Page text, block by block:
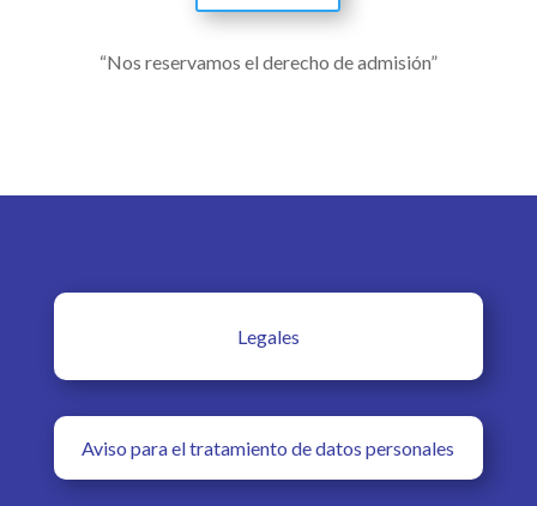
“Nos reservamos el derecho de admisión”
Legales
Aviso para el tratamiento de datos personales